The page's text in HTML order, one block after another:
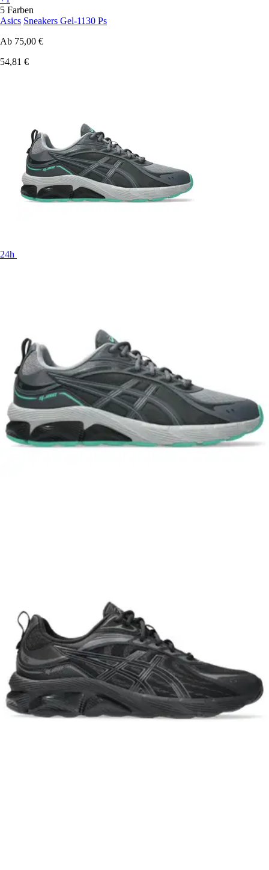
5 Farben
Asics Sneakers Gel-1130 Ps
Ab 75,00 €
54,81 €
24h